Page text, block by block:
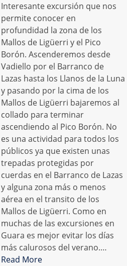
Interesante excursión que nos
permite conocer en
profundidad la zona de los
Mallos de Ligüerri y el Pico
Borón. Ascenderemos desde
Vadiello por el Barranco de
Lazas hasta los Llanos de la Luna
y pasando por la cima de los
Mallos de Ligüerri bajaremos al
collado para terminar
ascendiendo al Pico Borón. No
es una actividad para todos los
públicos ya que existen unas
trepadas protegidas por
cuerdas en el Barranco de Lazas
y alguna zona más o menos
aérea en el transito de los
Mallos de Ligüerri. Como en
muchas de las excursiones en
Guara es mejor evitar los días
más calurosos del verano.…
Read More